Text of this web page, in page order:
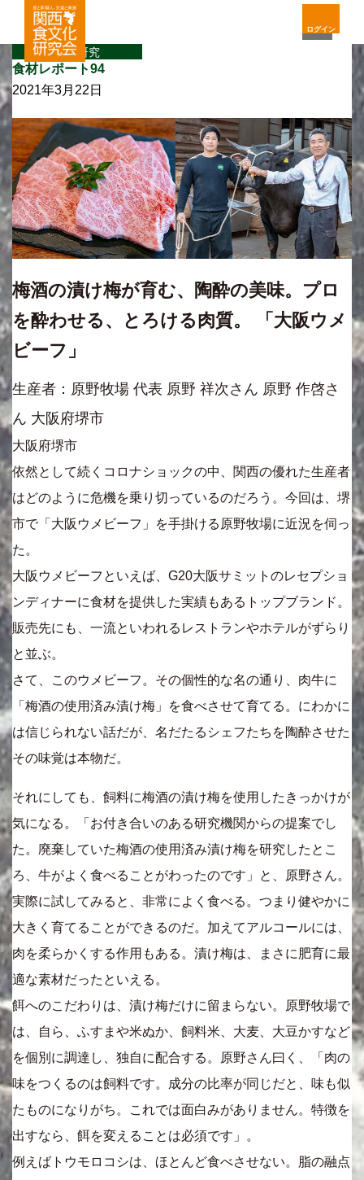
ログイン
食材研究
食材レポート94
2021年3月22日
梅酒の漬け梅が育む、陶酔の美味。プロ
を酔わせる、とろける肉質。 「大阪ウメ
ビーフ」
生産者：原野牧場 代表 原野 祥次さん 原野 作啓さ
ん 大阪府堺市
大阪府堺市
依然として続くコロナショックの中、関西の優れた生産者
はどのように危機を乗り切っているのだろう。今回は、堺
市で「大阪ウメビーフ」を手掛ける原野牧場に近況を伺っ
た。
大阪ウメビーフといえば、G20大阪サミットのレセプショ
ンディナーに食材を提供した実績もあるトップブランド。
販売先にも、一流といわれるレストランやホテルがずらり
と並ぶ。
さて、このウメビーフ。その個性的な名の通り、肉牛に
「梅酒の使用済み漬け梅」を食べさせて育てる。にわかに
は信じられない話だが、名だたるシェフたちを陶酔させた
その味覚は本物だ。
それにしても、飼料に梅酒の漬け梅を使用したきっかけが
気になる。「お付き合いのある研究機関からの提案でし
た。廃棄していた梅酒の使用済み漬け梅を研究したとこ
ろ、牛がよく食べることがわったのです」と、原野さん。
実際に試してみると、非常によく食べる。つまり健やかに
大きく育てることができるのだ。加えてアルコールには、
肉を柔らかくする作用もある。漬け梅は、まさに肥育に最
適な素材だったといえる。
餌へのこだわりは、漬け梅だけに留まらない。原野牧場で
は、自ら、ふすまや米ぬか、飼料米、大麦、大豆かすなど
を個別に調達し、独自に配合する。原野さん曰く、「肉の
味をつくるのは飼料です。成分の比率が同じだと、味も似
たものになりがち。これでは面白みがありません。特徴を
出すなら、餌を変えることは必須です」。
例えばトウモロコシは、ほとんど食べさせない。脂の融点